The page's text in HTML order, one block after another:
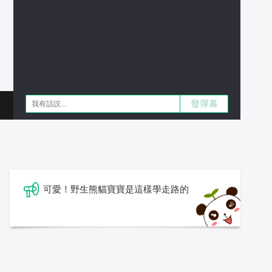
發彈幕
可愛！野生熊貓寶寶是這樣學走路的